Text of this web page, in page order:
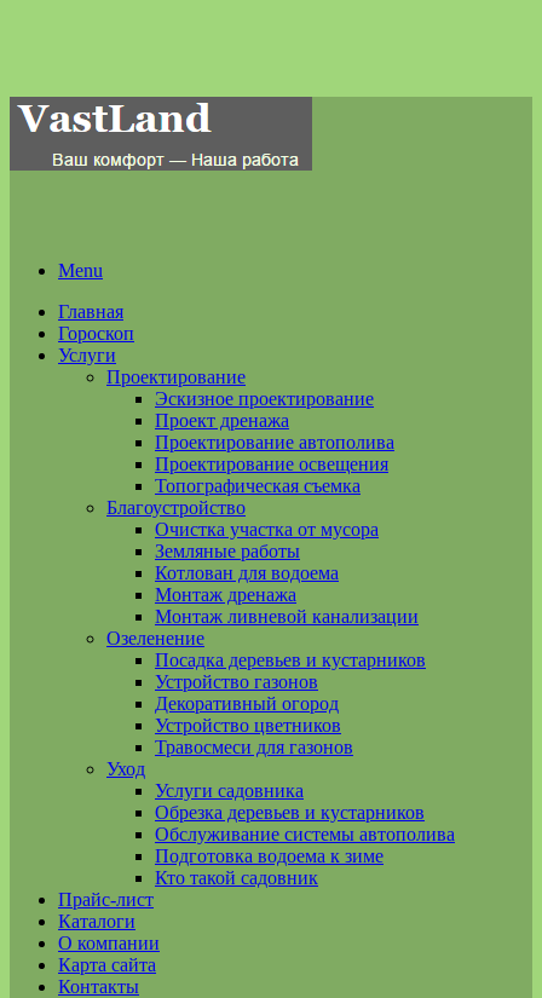
Menu
Главная
Гороскоп
Услуги
Проектирование
Эскизное проектирование
Проект дренажа
Проектирование автополива
Проектирование освещения
Топографическая съемка
Благоустройство
Очистка участка от мусора
Земляные работы
Котлован для водоема
Монтаж дренажа
Монтаж ливневой канализации
Озеленение
Посадка деревьев и кустарников
Устройство газонов
Декоративный огород
Устройство цветников
Травосмеси для газонов
Уход
Услуги садовника
Обрезка деревьев и кустарников
Обслуживание системы автополива
Подготовка водоема к зиме
Кто такой садовник
Прайс-лист
Каталоги
О компании
Карта сайта
Контакты